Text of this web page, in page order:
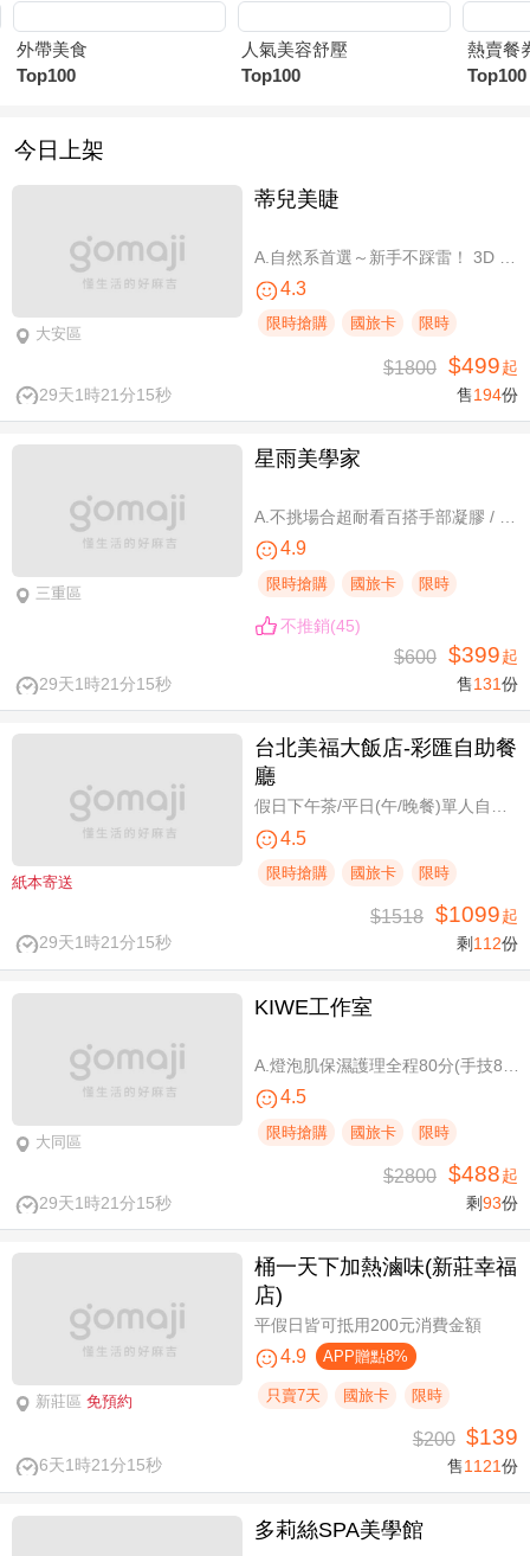
外帶美食
Top100
人氣美容舒壓
Top100
熱賣餐
Top100
今日上架
大安區
蒂兒美睫
4.3
限時搶購 國旅卡 限時
29天1時21分14秒
$1800 $499起
售194份
三重區
星雨美學家
4.9
限時搶購 國旅卡 限時
不推銷(45)
29天1時21分14秒
$600 $399起
售131份
紙本寄送
台北美福大飯店-彩匯自助餐
廳
假日下午茶/平日(午/晚餐)單人自助吃到飽券
4.5
限時搶購 國旅卡 限時
29天1時21分14秒
$1518 $1099起
剩 112份
大同區
KIWE工作室
4.5
限時搶購 國旅卡 限時
29天1時21分14秒
$2800 $488起
剩93份
新莊區 免預約
桶一天下加熱滷味(新莊幸福
店)
平假日皆可抵用200元消費金額
4.9 APP贈點8%
只賣7天 國旅卡 限時
6天1時21分14秒
$200 $139
售1121份
多莉絲SPA美學館